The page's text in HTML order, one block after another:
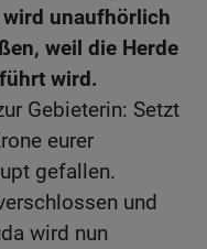
unaufhörlich
weil die Herde
wird.
Gebieterin: Setzt
eurer
gefallen.
und
wird nun